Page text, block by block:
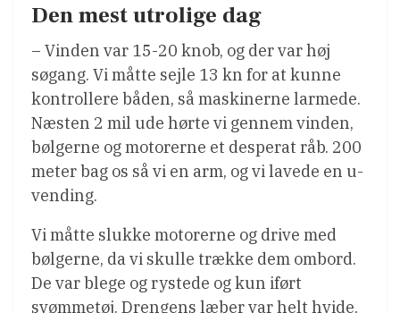
Den mest utrolige dag
– Vinden var 15-20 knob, og der var høj
søgang. Vi måtte sejle 13 kn for at kunne
kontrollere båden, så maskinerne larmede.
Næsten 2 mil ude hørte vi gennem vinden,
bølgerne og motorerne et desperat råb. 200
meter bag os så vi en arm, og vi lavede en u-
vending.
Vi måtte slukke motorerne og drive med
bølgerne, da vi skulle trække dem ombord.
De var blege og rystede og kun iført
svømmetøj. Drengens læber var helt hvide,